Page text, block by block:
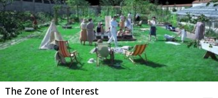
The Zone of Interest